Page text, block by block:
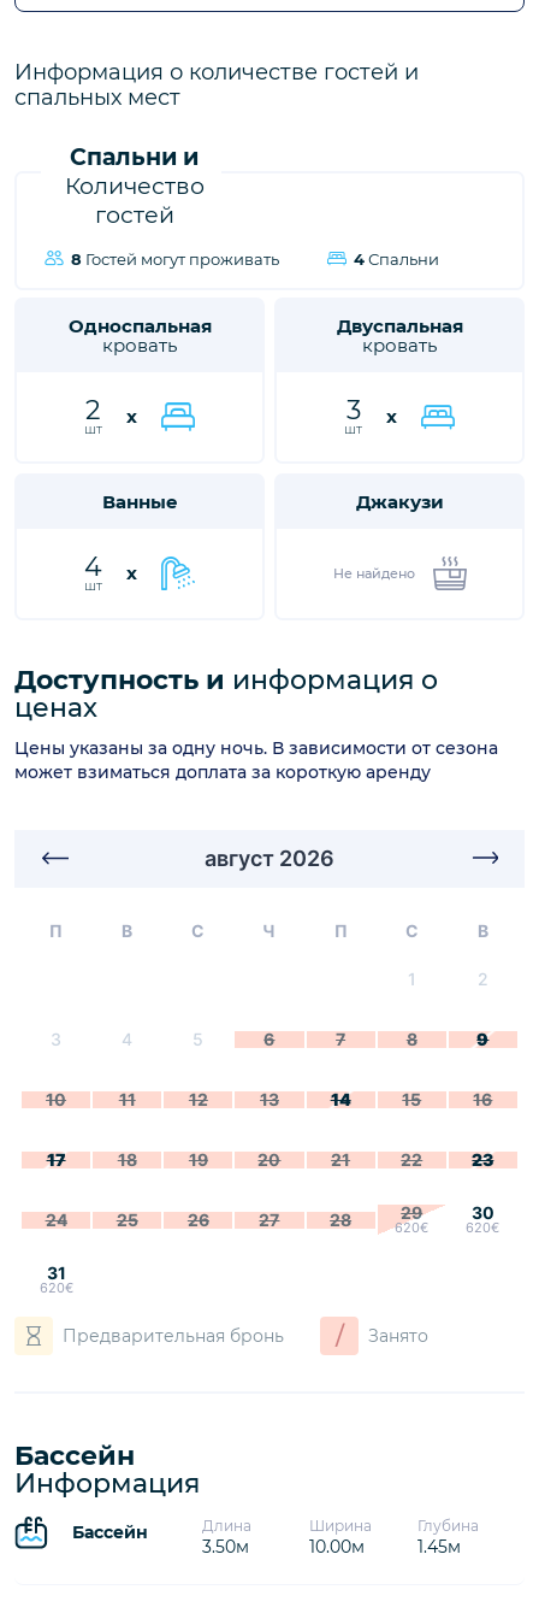
городе Калкан, ждет вас, чтобы подарить вам и вашим
Доступность и информация о
ценах
Цены указаны за одну ночь. В зависимости от сезона
может взиматься доплата за короткую аренду
август 2026
П В С Ч П С В
1 2
3 4 5 6 7 8 9
10 11 12 13 14 15 16
17 18 19 20 21 22 23
24 25 26 27 28 29
620€
30
620€
31
620€
Предварительная бронь / Занято
Информация о количестве гостей и
спальных мест
Спальни и
Количество
гостей
8 Гостей могут проживать 4Спальни
Односпальная
кровать
2
шт
x
Двуспальная
кровать
3
шт
x
Ванные
4
шт
x
Джакузи
Не найдено
Бассейн
Информация
Бассейн Длина
3.50м
Ширина
10.00м
Глубина
1.45м